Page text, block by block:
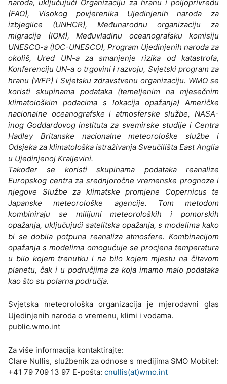
naroda, uključujući Organizaciju za hranu i poljoprivredu
(FAO), Visokog povjerenika Ujedinjenih naroda za
izbjeglice (UNHCR), Međunarodnu organizaciju za
migracije (IOM), Međuvladinu oceanografsku komisiju
UNESCO-a (IOC-UNESCO), Program Ujedinjenih naroda za
okoliš, Ured UN-a za smanjenje rizika od katastrofa,
Konferenciju UN-a o trgovini i razvoju, Svjetski program za
hranu (WFP) i Svjetsku zdravstvenu organizaciju. WMO se
koristi skupinama podataka (temeljenim na mjesečnim
klimatološkim podacima s lokacija opažanja) Američke
nacionalne oceanografske i atmosferske službe, NASA-
inog Goddardovog instituta za svemirske studije i Centra
Hadley Britanske nacionalne meteorološke službe i
Odsjeka za klimatološka istraživanja Sveučilišta East Anglia
u Ujedinjenoj Kraljevini.
Također se koristi skupinama podataka reanalize
Europskog centra za srednjoročne vremenske prognoze i
njegove Službe za klimatske promjene Copernicus te
Japanske meteorološke agencije. Tom metodom
kombiniraju se milijuni meteoroloških i pomorskih
opažanja, uključujući satelitska opažanja, s modelima kako
bi se dobila potpuna reanaliza atmosfere. Kombinacijom
opažanja s modelima omogućuje se procjena temperatura
u bilo kojem trenutku i na bilo kojem mjestu na čitavom
planetu, čak i u područjima za koja imamo malo podataka
kao što su polarna područja.
Svjetska meteorološka organizacija je mjerodavni glas
Ujedinjenih naroda o vremenu, klimi i vodama.
public.wmo.int
Za više informacija kontaktirajte:
Clare Nullis, službenik za odnose s medijima SMO Mobitel:
+41 79 709 13 97 E-pošta: cnullis(at)wmo.int